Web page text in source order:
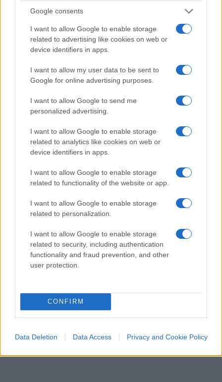
Google consents
I want to allow Google to enable storage
related to advertising like cookies on web or
device identifiers in apps.
I want to allow my user data to be sent to
Google for online advertising purposes.
I want to allow Google to send me
personalized advertising.
I want to allow Google to enable storage
related to analytics like cookies on web or
device identifiers in apps.
I want to allow Google to enable storage
related to functionality of the website or app.
I want to allow Google to enable storage
related to personalization.
I want to allow Google to enable storage
related to security, including authentication
functionality and fraud prevention, and other
user protection.
CONFIRM
Data Deletion Data Access Privacy and Cookie Policy
passare oltre facendo spallucce, ha deciso di
presentare addirittura unadenuncia formale.
Chiaramente ai giovani mancavano le
autorizzazioni per la somministrazione di alimenti
e bevande. Così la polizia locale è intervenuta
(pare scusandosi…) e ha ammonito i tre ragazzi.
si prende troppo sul serio, nel quale tre
adolescenti che vendono limonata nel cortile di
ristorante clandestino. Una nazione dove
l’individuo medio storce il naso pure davanti a
una piccola attività di giovani che muovono i
primi passi nel mondo e allora, applicando
tanto amata burocrazia e i numerosi
interminabili regolamenti, schiaccia ciò che un
tempo era banale normalità.